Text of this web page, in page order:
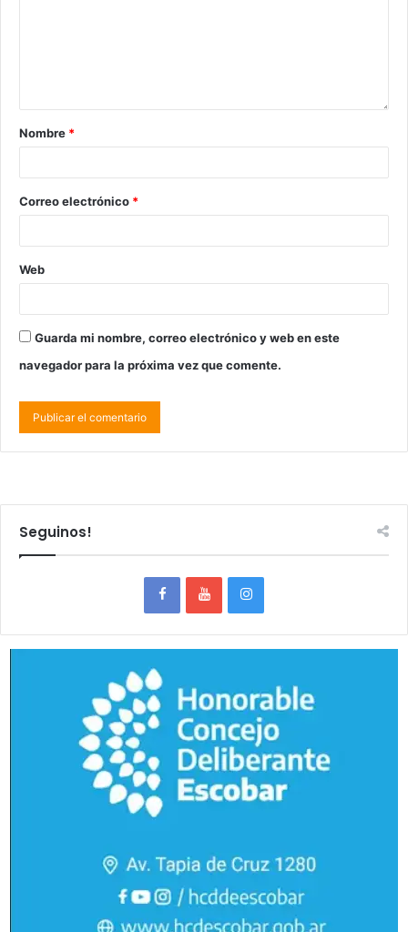
Nombre *
Correo electrónico *
Web
Guarda mi nombre, correo electrónico y web en este
navegador para la próxima vez que comente.
Seguinos!